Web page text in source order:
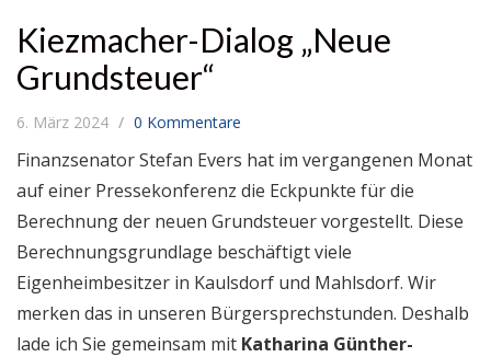
Kiezmacher-Dialog „Neue
Grundsteuer“
6. März 2024 0 Kommentare
Finanzsenator Stefan Evers hat im vergangenen Monat
auf einer Pressekonferenz die Eckpunkte für die
Berechnung der neuen Grundsteuer vorgestellt. Diese
Berechnungsgrundlage beschäftigt viele
Eigenheimbesitzer in Kaulsdorf und Mahlsdorf. Wir
merken das in unseren Bürgersprechstunden. Deshalb
lade ich Sie gemeinsam mit Katharina Günther-